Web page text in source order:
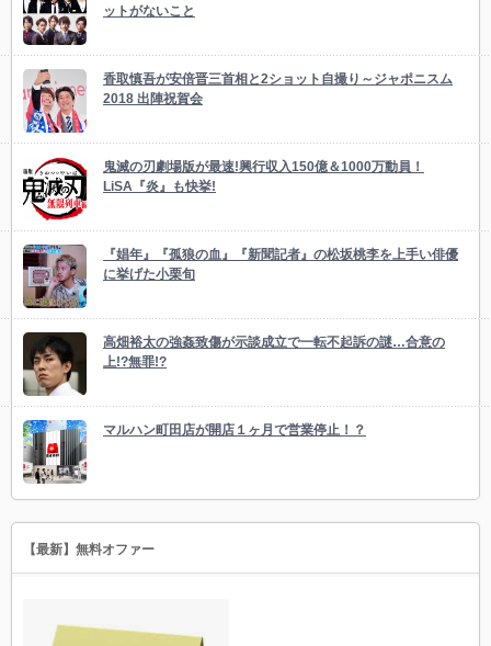
ットがないこと
香取慎吾が安倍晋三首相と2ショット自撮り～ジャポニスム
2018 出陣祝賀会
鬼滅の刃劇場版が最速!興行収入150億＆1000万動員！
LiSA『炎』も快挙!
『娼年』『孤狼の血』『新聞記者』の松坂桃李を上手い俳優
に挙げた小栗旬
高畑裕太の強姦致傷が示談成立で一転不起訴の謎…合意の
上!?無罪!?
マルハン町田店が開店１ヶ月で営業停止！？
【最新】無料オファー